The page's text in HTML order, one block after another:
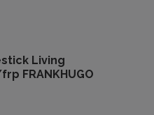
Living
FRANKHUGO